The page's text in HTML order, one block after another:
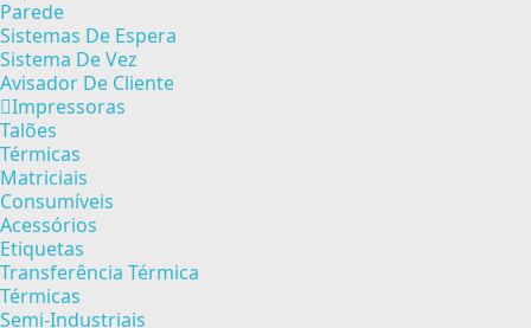
Parede
Sistemas De Espera
Sistema De Vez
Avisador De Cliente
Impressoras
Talões
Térmicas
Matriciais
Consumíveis
Acessórios
Etiquetas
Transferência Térmica
Térmicas
Semi-Industriais